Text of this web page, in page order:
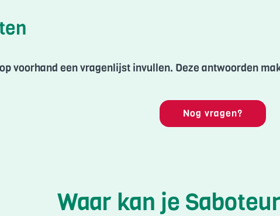
voorhand een vragenlijst invullen. Deze antwoorden
Nog vragen?
Waar kan je